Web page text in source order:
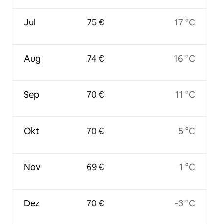
Jul
Aug
Sep
Okt
Nov
Dez
75 €
74 €
70 €
70 €
69 €
70 €
17 °C
16 °C
11 °C
5 °C
1 °C
-3 °C